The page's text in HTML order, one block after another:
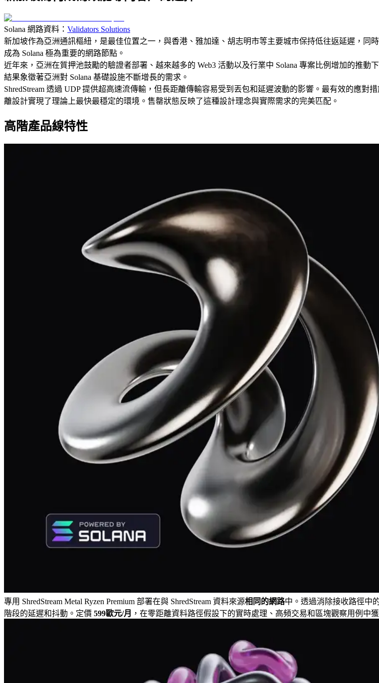
Solana 網路資料： Validators Solutions
新加坡作為亞洲通訊樞紐，是最佳位置之一，與香港、雅加達、胡志明市等主要城市保持低往返延遲，同
成為 Solana 極為重要的網路節點。
近年來，亞洲在質押池鼓勵的驗證者部署、越來越多的 Web3 活動以及行業中 Solana 專案比例增加的推
結果象徵著亞洲對 Solana 基礎設施不斷增長的需求。
ShredStream 透過 UDP 提供超高速流傳輸，但長距離傳輸容易受到丟包和延遲波動的影響。最有效的應
離設計實現了理論上最快最穩定的環境。售罄狀態反映了這種設計理念與實際需求的完美匹配。
高階產品線特性
專用 ShredStream Metal Ryzen Premium 部署在與 ShredStream 資料來源相同的網路中。透過消除接收路徑中
階段的延遲和抖動。定價 599歐元/月 ，在零距離資料路徑假設下的實時處理、高頻交易和區塊觀察用例中